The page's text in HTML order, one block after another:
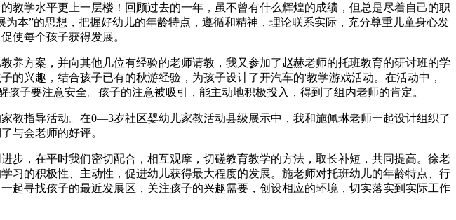
学水平更上一层楼！回顾过去的一年，虽不曾有什么辉煌的成绩，但总是尽着自己的职
本”的思想，把握好幼儿的年龄特点，遵循和精神，理论联系实际，充分尊重儿童身心发
使每个孩子获得发展。
方案，并向其他几位有经验的老师请教，我又参加了赵赫老师的托班教育的研讨班的学
兴趣，结合孩子已有的秋游经验，为孩子设计了开汽车的'教学游戏活动。在活动中，
子要注意安全。孩子的注意被吸引，能主动地积极投入，得到了组内老师的肯定。
教指导活动。在0—3岁社区婴幼儿家教活动县级展示中，我和施佩琳老师一起设计组织了
与会老师的好评。
步，在平时我们密切配合，相互观摩，切磋教育教学的方法，取长补短，共同提高。徐老
习的积极性、主动性，促进幼儿获得最大程度的发展。施老师对托班幼儿的年龄特点、行
起寻找孩子的最近发展区，关注孩子的兴趣需要，创设相应的环境，切实落实到实际工作